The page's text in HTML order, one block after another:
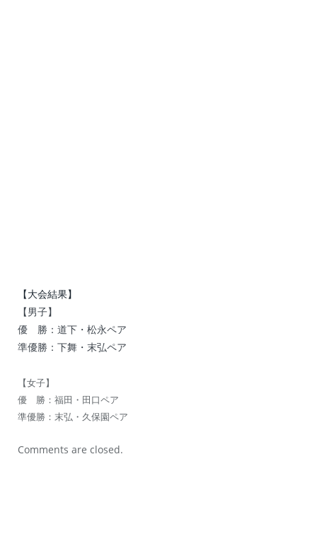
【大会結果】
【男子】
優 勝：道下・松永ペア
準優勝：下舞・末弘ペア
【女子】
優 勝：福田・田口ペア
準優勝：末弘・久保園ペア
Comments are closed.